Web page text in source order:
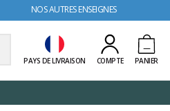
NOS AUTRES ENSEIGNES
PAYS DE LIVRAISON COMPTE PANIER